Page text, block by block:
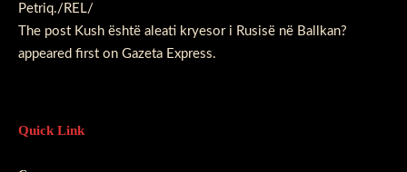
Petriq./REL/
The post Kush është aleati kryesor i Rusisë në Ballkan?
appeared first on Gazeta Express.
Quick Link